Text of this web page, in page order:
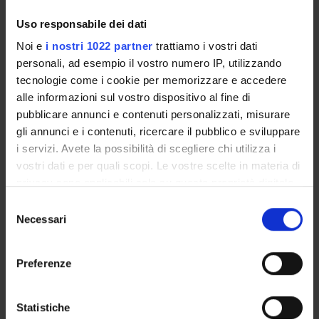
Uso responsabile dei dati
Noi e i nostri 1022 partner trattiamo i vostri dati
personali, ad esempio il vostro numero IP, utilizzando
tecnologie come i cookie per memorizzare e accedere
alle informazioni sul vostro dispositivo al fine di
pubblicare annunci e contenuti personalizzati, misurare
gli annunci e i contenuti, ricercare il pubblico e sviluppare
i servizi. Avete la possibilità di scegliere chi utilizza i
vostri dati e per quali scopi. Le vostre scelte in materia di
modificare o revocare il proprio consenso in qualsiasi
momento dalla Dichiarazione sui cookie o facendo clic
raccogliere informazioni sulla tua posizione
delNecessari
Preferenze
Statistiche
INCARICHI
ORGANIZZAZIONE
GOVERNANCE
COMMISSIONI
STRUTTURE DEL DIPARTIMENTO